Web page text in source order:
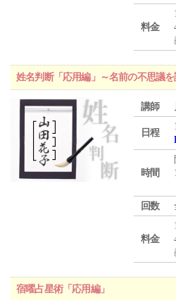
料金
姓名判断「応用編」～名前の不思議を
講師
日程
時間
回数
料金
宿曜占星術「応用編」